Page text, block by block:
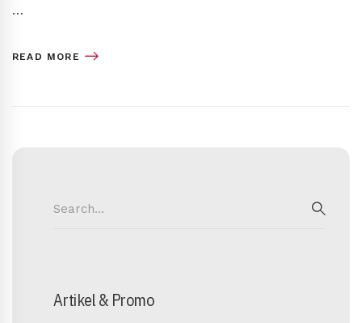
…
READ MORE
for:
Artikel & Promo